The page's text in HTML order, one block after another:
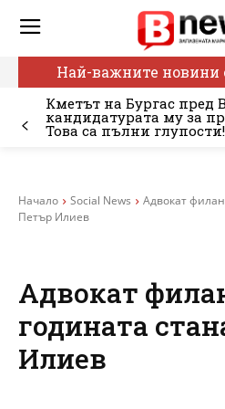
Най-важните новини
Кметът на Бургас пред
кандидатурата му за
Това са пълни глупости!
Начало Social News
Адвокат
Петър Илиев
Адвокат
годината
Илиев